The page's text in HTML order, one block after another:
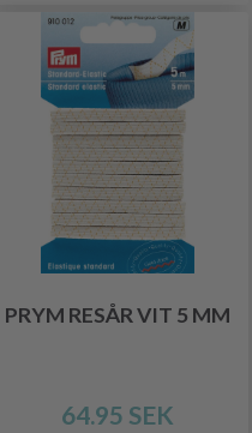
PRYM RESÅR VIT 5 MM
64.95 SEK